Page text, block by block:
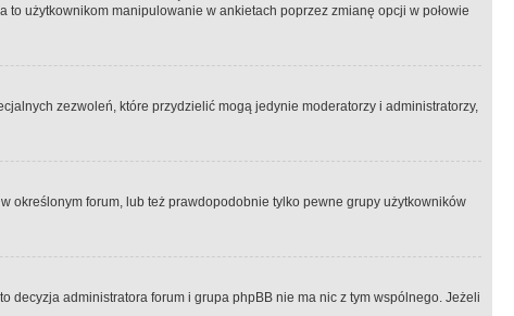
użytkownikom manipulowanie w ankietach poprzez zmianę opcji w połowie
zezwoleń, które przydzielić mogą jedynie moderatorzy i administratorzy,
określonym forum, lub też prawdopodobnie tylko pewne grupy użytkowników
decyzja administratora forum i grupa phpBB nie ma nic z tym wspólnego. Jeżeli